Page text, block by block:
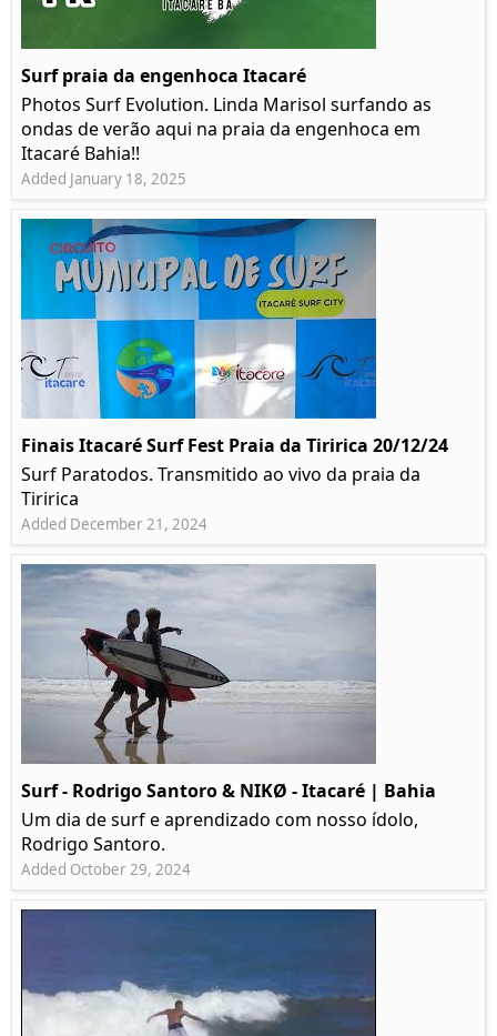
Surf praia da engenhoca Itacaré
Photos Surf Evolution. Linda Marisol surfando as
ondas de verão aqui na praia da engenhoca em
Itacaré Bahia!!
Added January 18, 2025
Finais Itacaré Surf Fest Praia da Tiririca 20/12/24
Surf Paratodos. Transmitido ao vivo da praia da
Tiririca
Added December 21, 2024
Surf - Rodrigo Santoro & NIKØ - Itacaré | Bahia
Um dia de surf e aprendizado com nosso ídolo,
Rodrigo Santoro.
Added October 29, 2024